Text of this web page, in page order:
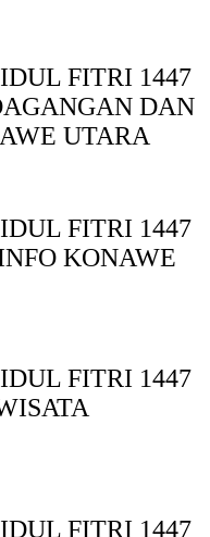
FITRI 1447
DAN
UTARA
FITRI 1447
KONAWE
FITRI 1447
FITRI 1447